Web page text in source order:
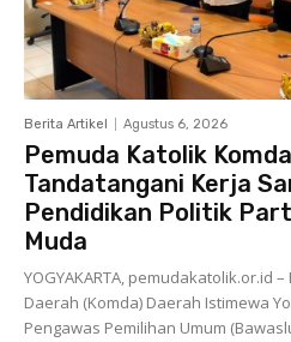
Berita Artikel Agustus 6, 2026
Pemuda Katolik
Tandatangani Kerja
Pendidikan Politik
Muda
YOGYAKARTA, pemudakatolik.or.id
Daerah (Komda) Daerah Istimewa
Pengawas Pemilihan Umum